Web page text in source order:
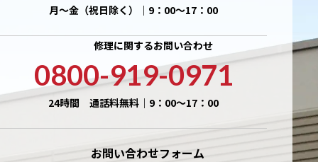
月〜金（祝日除く）｜9：00〜17：00
修理に関するお問い合わせ
0800-919-0971
24時間 通話料無料｜9：00〜17：00
お問い合わせフォーム